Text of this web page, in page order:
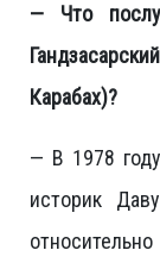
— Что
Карабах)?
— В 1978
историк